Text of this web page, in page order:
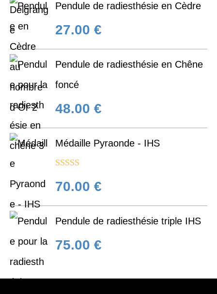
Pendule de radiesthésie en Cèdre
27.00 €
Pendule de radiesthésie en Chêne
foncé
48.00 €
Médaille Pyraonde - IHS
sur 5
70.00 €
Pendule de radiesthésie triple IHS
75.00 €